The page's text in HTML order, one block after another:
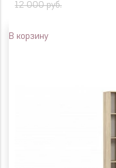
12 000 руб.
В корзину